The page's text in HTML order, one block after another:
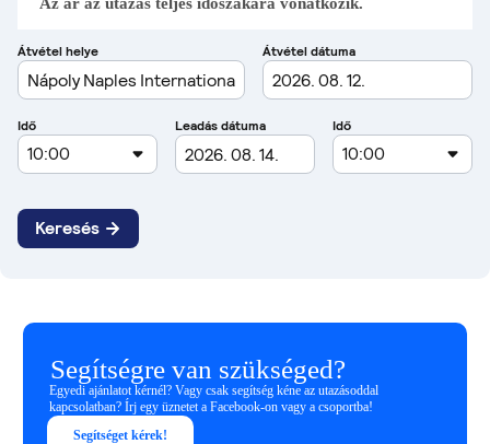
Segítségre van szükséged?
Egyedi ajánlatot kérnél? Vagy csak segítség kéne az utazásoddal
kapcsolatban? Írj egy üznetet a Facebook-on vagy a csoportba!
Segítséget kérek!